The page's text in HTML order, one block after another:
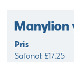
Manylion
Pris
Safonol: £17.25